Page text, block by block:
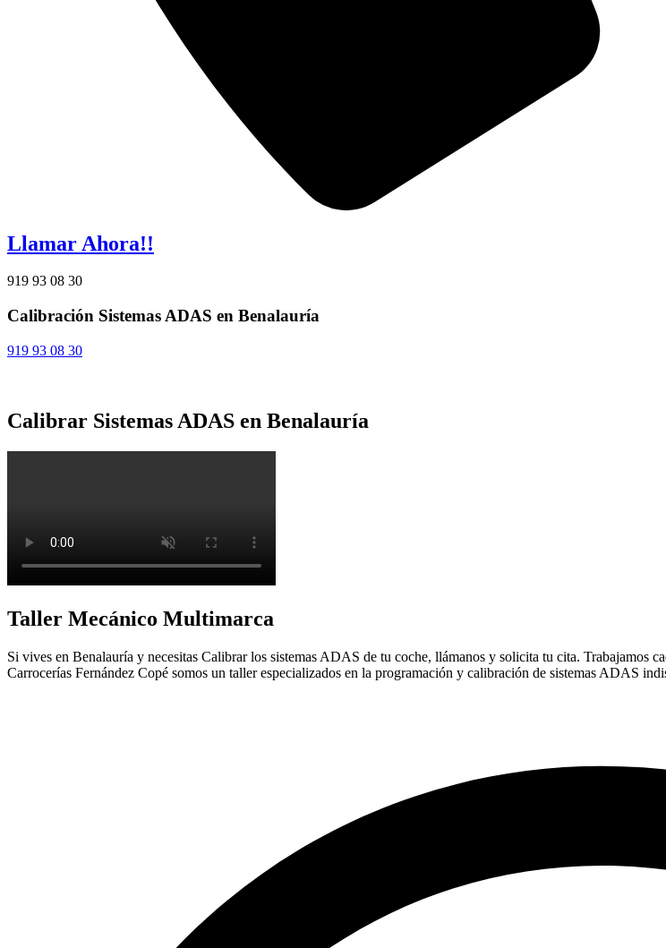
Llamar Ahora!!
919 93 08 30
Calibración Sistemas ADAS en Benalauría
919 93 08 30
Calibrar Sistemas ADAS en Benalauría
Taller Mecánico Multimarca
Si vives en Benalauría y necesitas Calibrar los sistemas ADAS de tu coche, llámanos y solicita tu cita. Trabajamos
Carrocerías Fernández Copé somos un taller especializados en la programación y calibración de sistemas ADAS